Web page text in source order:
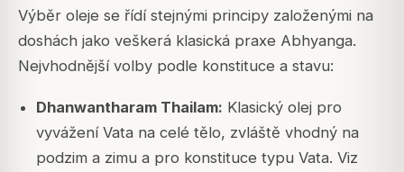
Výběr oleje se řídí stejnými principy založenými na
doshách jako veškerá klasická praxe Abhyanga.
Nejvhodnější volby podle konstituce a stavu:
Dhanwantharam Thailam: Klasický olej pro
vyvážení Vata na celé tělo, zvláště vhodný na
podzim a zimu a pro konstituce typu Vata. Viz